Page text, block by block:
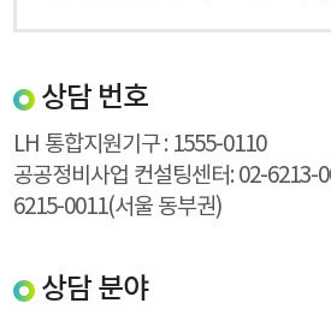
상담 번호
LH 통합지원기구 : 1555-0110
공공정비사업 컨설팅센터: 02-6213-
6215-0011(서울 동부권)
상담 분야